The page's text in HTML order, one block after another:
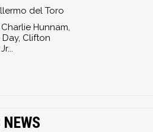
del Toro
Charlie Hunnam,
Day, Clifton
NEWS